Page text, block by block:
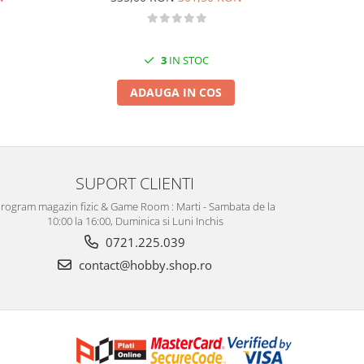
3IN STOC
ADAUGA IN COS
SUPORT CLIENTI
magazin fizic & Game Room : Marti - Sambata de la
10:00 la 16:00, Duminica si Luni Inchis
0721.225.039
contact@hobby.shop.ro